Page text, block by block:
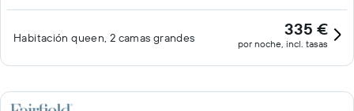
Habitación queen, 2 camas grandes 335 €
por noche, incl. tasas